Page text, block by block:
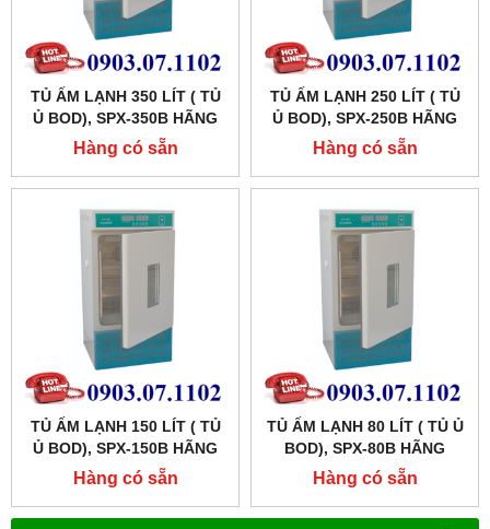
TỦ ẤM LẠNH 350 LÍT ( TỦ
Ủ BOD), SPX-350B HÃNG
XINGCHEN SHKT
Hàng có sẵn
TỦ ẤM LẠNH 250 LÍT ( TỦ
Ủ BOD), SPX-250B HÃNG
XINGCHEN SHKT
Hàng có sẵn
TỦ ẤM LẠNH 150 LÍT ( TỦ
Ủ BOD), SPX-150B HÃNG
XINGCHEN SHKT
Hàng có sẵn
TỦ ẤM LẠNH 80 LÍT ( TỦ Ủ
BOD), SPX-80B HÃNG
XINGCHEN SHKT
Hàng có sẵn